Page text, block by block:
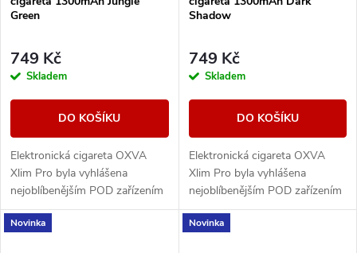
Green
749 Kč
Skladem
DO KOŠÍKU
Elektronická cigareta OXVA
Xlim Pro byla vyhlášena
nejoblíbenějším POD zařízením
mezi vapery za období 2023 a
2024. Nyní přichází výrobce s
Shadow
749 Kč
Skladem
DO KOŠÍKU
Elektronická cigareta OXVA
Xlim Pro byla vyhlášena
nejoblíbenějším POD zařízením
mezi vapery za období 2023 a
2024. Nyní přichází výrobce s
Novinka Novinka